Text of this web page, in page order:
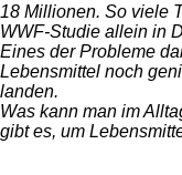
18 Millionen. So viele
WWF-Studie allein in
Eines der Probleme
Lebensmittel noch
landen.
Was kann man im
gibt es, um